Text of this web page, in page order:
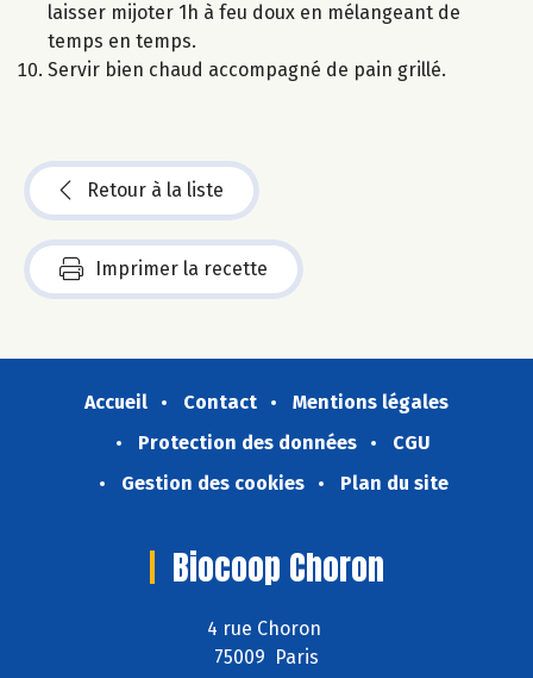
laisser mijoter 1h à feu doux en mélangeant de
temps en temps.
Servir bien chaud accompagné de pain grillé.
Retour à la liste
Imprimer la recette
Accueil Contact
Mentions légales
Protection des données
CGU
Gestion des cookies
Plan du site
Biocoop Choron
4 rue Choron
75009 Paris